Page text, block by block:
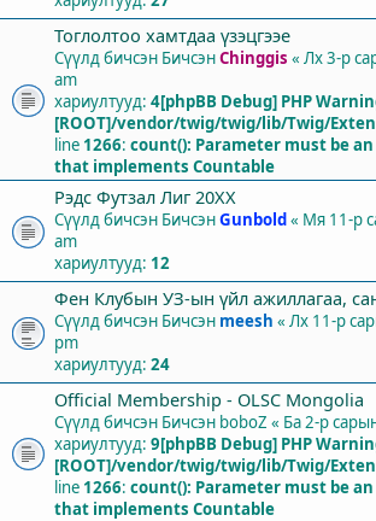
Тоглолтоо хамтдаа үзэцгээе
Сүүлд бичсэн БичсэнChinggis « Лх 3-р
am
хариултууд: 4[phpBB Debug] PHP
[ROOT]/vendor/twig/twig/lib/Twig/
line 1266: count(): Parameter must be
that implements Countable
Рэдс Футзал Лиг 20XX
Сүүлд бичсэн БичсэнGunbold« Мя 11-р
am
хариултууд: 12
Фен Клубын УЗ-ын үйл ажиллагаа,
Сүүлд бичсэн Бичсэн meesh « Лх 11-р
pm
хариултууд: 24
Official Membership - OLSC Mongolia
Сүүлд бичсэн Бичсэн boboZ « Ба 2-р
хариултууд: 9[phpBB Debug] PHP
[ROOT]/vendor/twig/twig/lib/Twig/
line 1266: count(): Parameter must be
that implements Countable